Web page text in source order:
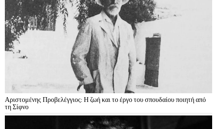
Αριστομένης Προβελέγγιος: Η ζωή και το έργο του σπουδαίου ποιητή από
τη Σίφνο